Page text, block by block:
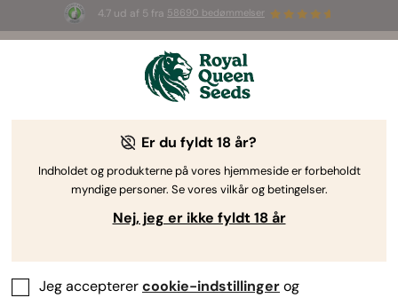
4.7 ud af 5 fra 58690 bedømmelser
ummer Sales
: Op til 50 % rabat
på udvalgte produkter! ⏤
Dyrkningsvejledning til cannabis af Royal Queen Seeds
Emnefinder
udendørs efter klima
Er du fyldt 18 år?
Indholdet og produkterne på vores hjemmeside er forbeholdt
myndige personer. Se vores vilkår og betingelser.
Nej, jeg er ikke fyldt 18 år
Jeg accepterercookie-indstillingerog